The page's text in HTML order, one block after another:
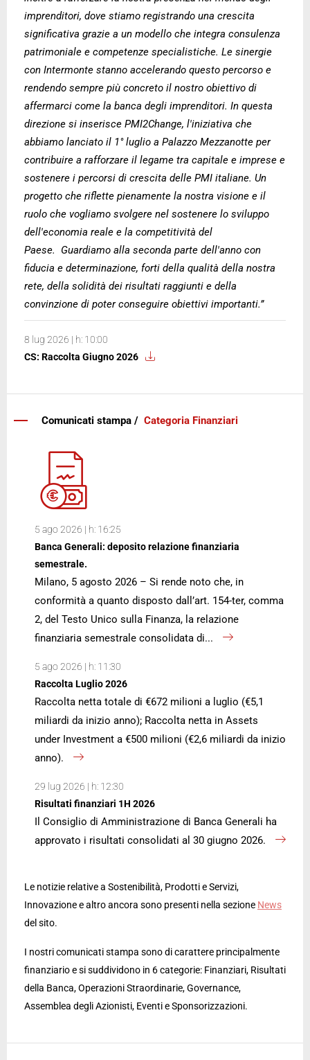
imprenditori, dove stiamo registrando una crescita
significativa grazie a un modello che integra consulenza
patrimoniale e competenze specialistiche. Le sinergie
con Intermonte stanno accelerando questo percorso e
rendendo sempre più concreto il nostro obiettivo di
affermarci come la banca degli imprenditori. In questa
direzione si inserisce PMI2Change, l'iniziativa che
abbiamo lanciato il 1° luglio a Palazzo Mezzanotte per
contribuire a rafforzare il legame tra capitale e imprese e
sostenere i percorsi di crescita delle PMI italiane. Un
progetto che riflette pienamente la nostra visione e il
ruolo che vogliamo svolgere nel sostenere lo sviluppo
dell'economia reale e la competitività del
Paese. Guardiamo alla seconda parte dell'anno con
fiducia e determinazione, forti della qualità della nostra
rete, della solidità dei risultati raggiunti e della
convinzione di poter conseguire obiettivi importanti.”
8 lug 2026 | h: 10:00
CS: Raccolta Giugno 2026
Comunicati stampa / Categoria Finanziari
5 ago 2026 | h: 16:25
Banca Generali: deposito relazione finanziaria
semestrale.
Milano, 5 agosto 2026 – Si rende noto che, in
conformità a quanto disposto dall’art. 154-ter, comma
2, del Testo Unico sulla Finanza, la relazione
finanziaria semestrale consolidata di...
5 ago 2026 | h: 11:30
Raccolta Luglio 2026
Raccolta netta totale di €672 milioni a luglio (€5,1
miliardi da inizio anno); Raccolta netta in Assets
under Investment a €500 milioni (€2,6 miliardi da inizio
anno).
29 lug 2026 | h: 12:30
Risultati finanziari 1H 2026
Il Consiglio di Amministrazione di Banca Generali ha
approvato i risultati consolidati al 30 giugno 2026.
Le notizie relative a Sostenibilità, Prodotti e Servizi,
Innovazione e altro ancora sono presenti nella sezione News
del sito.
I nostri comunicati stampa sono di carattere principalmente
finanziario e si suddividono in 6 categorie: Finanziari, Risultati
della Banca, Operazioni Straordinarie, Governance,
Assemblea degli Azionisti, Eventi e Sponsorizzazioni.